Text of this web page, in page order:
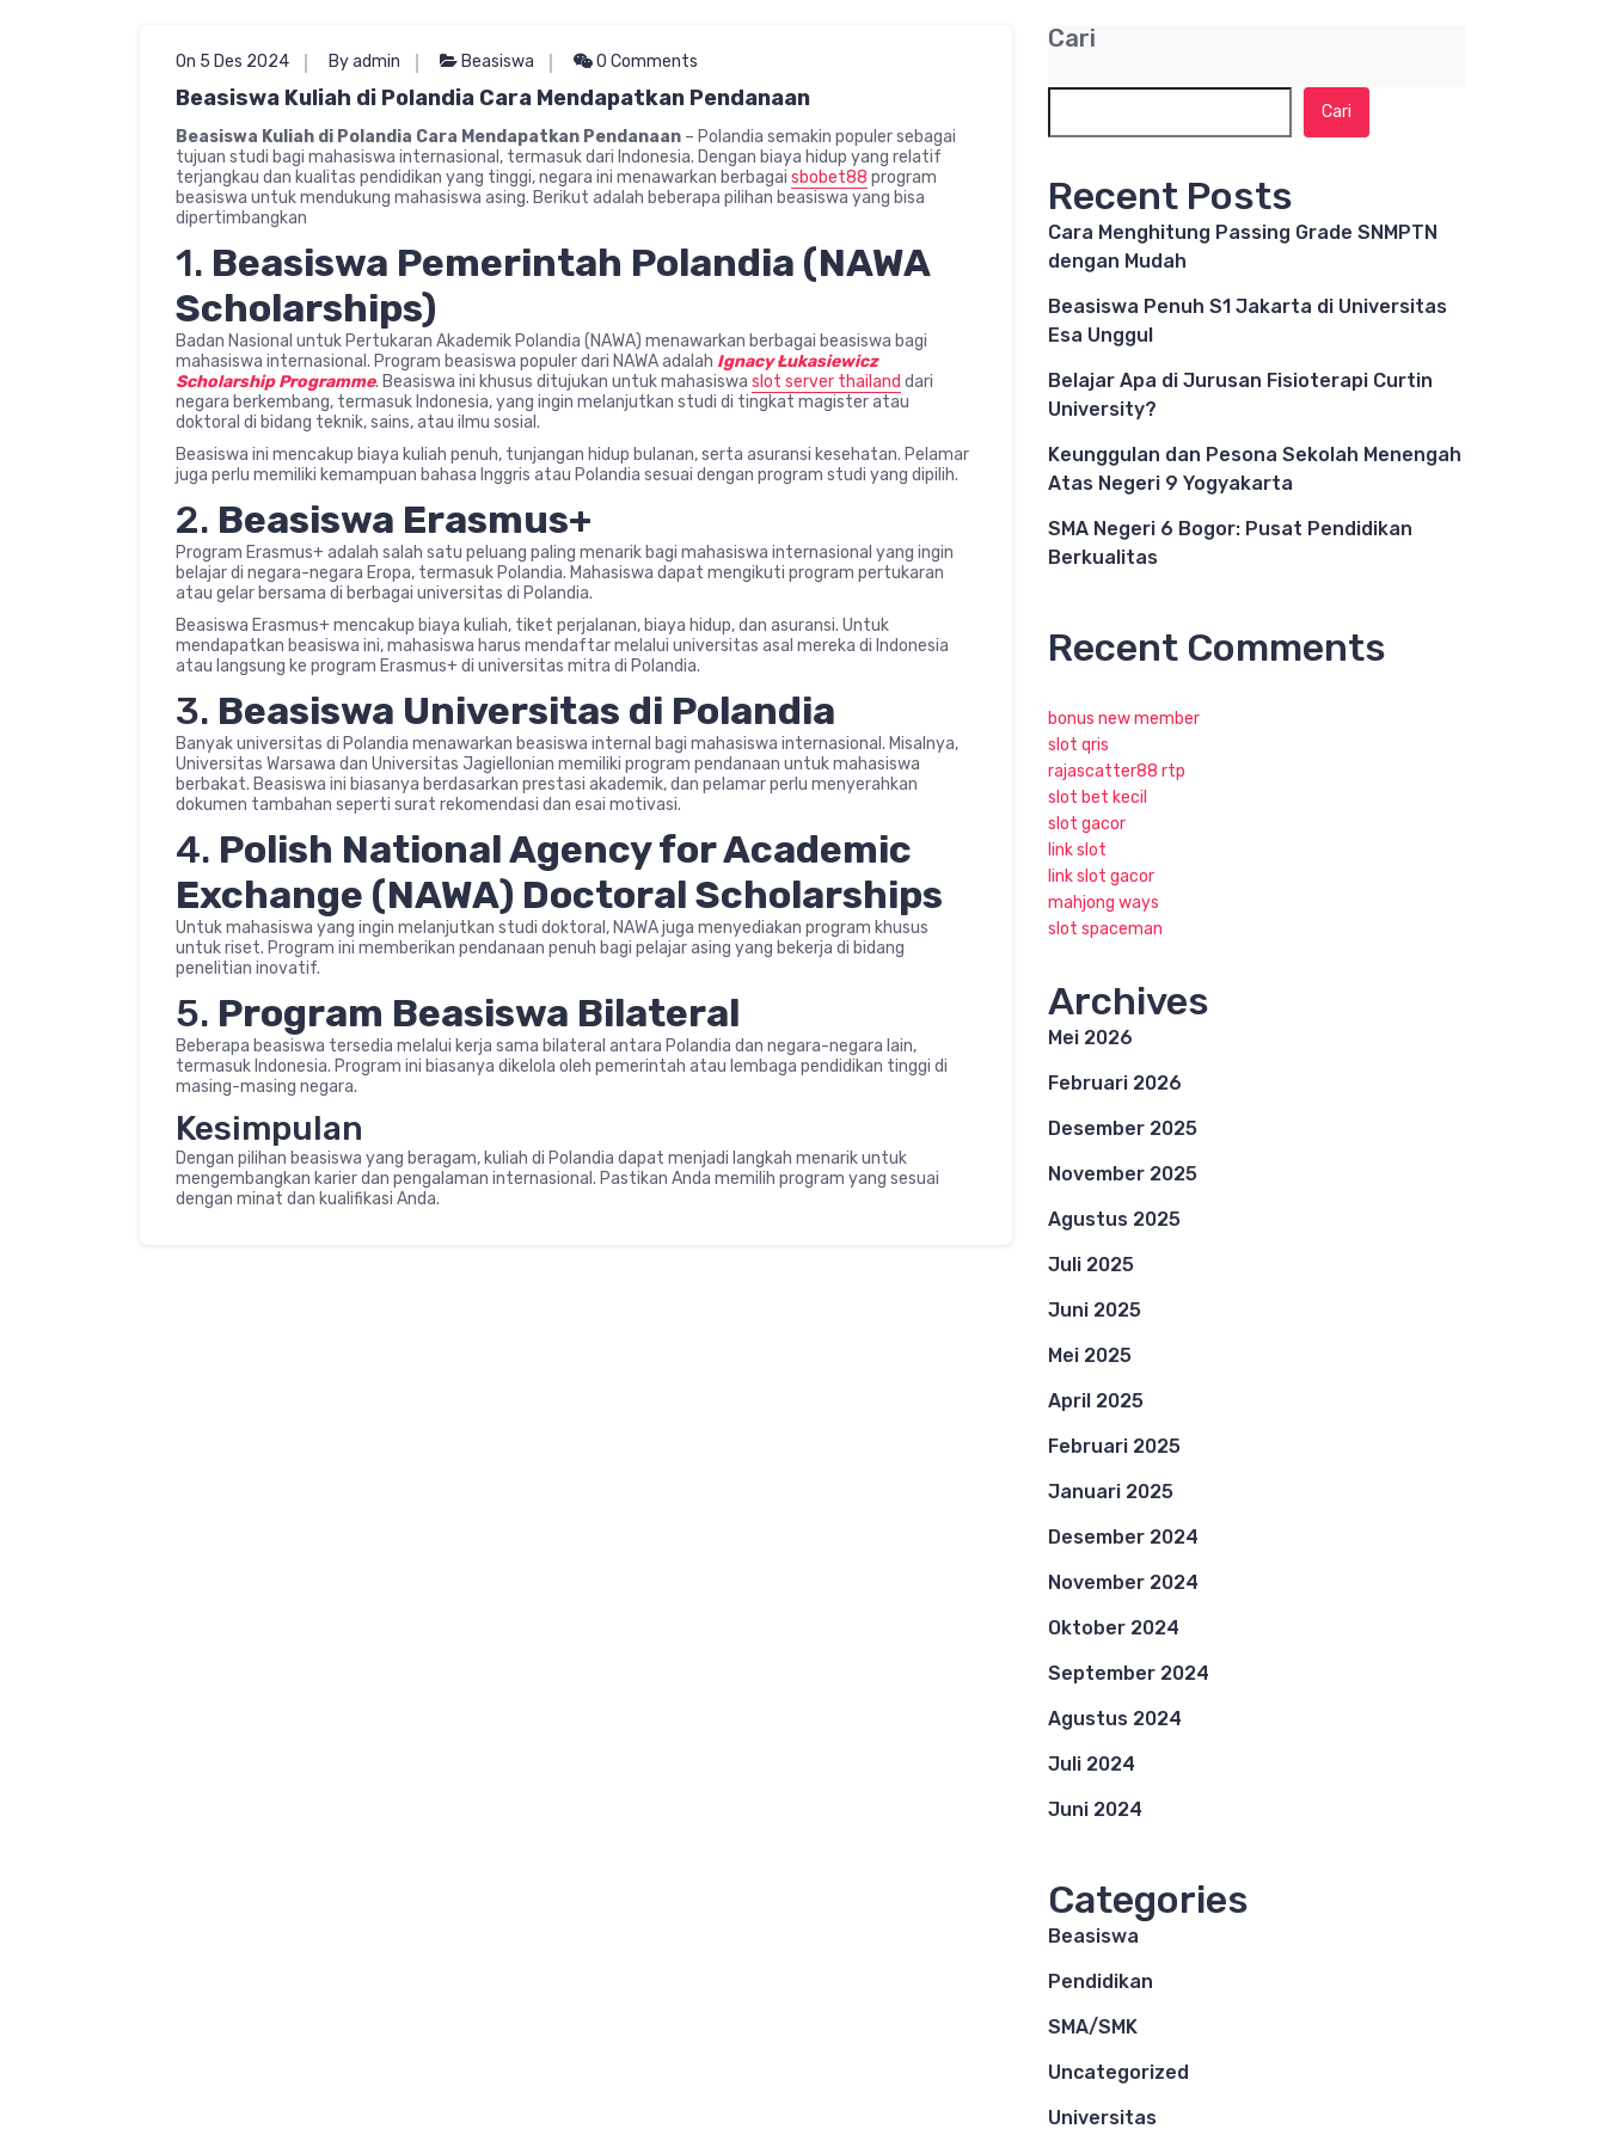
On 5 Des 2024 By admin Beasiswa 0 Comments
Beasiswa Kuliah di Polandia Cara Mendapatkan Pendanaan
Beasiswa Kuliah di Polandia Cara Mendapatkan Pendanaan – Polandia semakin populer sebagai
tujuan studi bagi mahasiswa internasional, termasuk dari Indonesia. Dengan biaya hidup yang relatif
terjangkau dan kualitas pendidikan yang tinggi, negara ini menawarkan berbagai sbobet88 program
beasiswa untuk mendukung mahasiswa asing. Berikut adalah beberapa pilihan beasiswa yang bisa
dipertimbangkan
1. Beasiswa Pemerintah Polandia (NAWA
Scholarships)
Badan Nasional untuk Pertukaran Akademik Polandia (NAWA) menawarkan berbagai beasiswa bagi
mahasiswa internasional. Program beasiswa populer dari NAWA adalah Ignacy Łukasiewicz
Scholarship Programme. Beasiswa ini khusus ditujukan untuk mahasiswa slot server thailand dari
negara berkembang, termasuk Indonesia, yang ingin melanjutkan studi di tingkat magister atau
doktoral di bidang teknik, sains, atau ilmu sosial.
Beasiswa ini mencakup biaya kuliah penuh, tunjangan hidup bulanan, serta asuransi kesehatan. Pelamar
juga perlu memiliki kemampuan bahasa Inggris atau Polandia sesuai dengan program studi yang dipilih.
2. Beasiswa Erasmus+
Program Erasmus+ adalah salah satu peluang paling menarik bagi mahasiswa internasional yang ingin
belajar di negara-negara Eropa, termasuk Polandia. Mahasiswa dapat mengikuti program pertukaran
atau gelar bersama di berbagai universitas di Polandia.
Beasiswa Erasmus+ mencakup biaya kuliah, tiket perjalanan, biaya hidup, dan asuransi. Untuk
mendapatkan beasiswa ini, mahasiswa harus mendaftar melalui universitas asal mereka di Indonesia
atau langsung ke program Erasmus+ di universitas mitra di Polandia.
3. Beasiswa Universitas di Polandia
Banyak universitas di Polandia menawarkan beasiswa internal bagi mahasiswa internasional. Misalnya,
Universitas Warsawa dan Universitas Jagiellonian memiliki program pendanaan untuk mahasiswa
berbakat. Beasiswa ini biasanya berdasarkan prestasi akademik, dan pelamar perlu menyerahkan
dokumen tambahan seperti surat rekomendasi dan esai motivasi.
4. Polish National Agency for Academic
Exchange (NAWA) Doctoral Scholarships
Untuk mahasiswa yang ingin melanjutkan studi doktoral, NAWA juga menyediakan program khusus
untuk riset. Program ini memberikan pendanaan penuh bagi pelajar asing yang bekerja di bidang
penelitian inovatif.
5. Program Beasiswa Bilateral
Beberapa beasiswa tersedia melalui kerja sama bilateral antara Polandia dan negara-negara lain,
termasuk Indonesia. Program ini biasanya dikelola oleh pemerintah atau lembaga pendidikan tinggi di
masing-masing negara.
Kesimpulan
Dengan pilihan beasiswa yang beragam, kuliah di Polandia dapat menjadi langkah menarik untuk
mengembangkan karier dan pengalaman internasional. Pastikan Anda memilih program yang sesuai
dengan minat dan kualifikasi Anda.
Cari
Cari
Recent Posts
Cara Menghitung Passing Grade SNMPTN
dengan Mudah
Beasiswa Penuh S1 Jakarta di Universitas
Esa Unggul
Belajar Apa di Jurusan Fisioterapi Curtin
University?
Keunggulan dan Pesona Sekolah Menengah
Atas Negeri 9 Yogyakarta
SMA Negeri 6 Bogor: Pusat Pendidikan
Berkualitas
Recent Comments
bonus new member
slot qris
rajascatter88 rtp
slot bet kecil
slot gacor
link slot
link slot gacor
mahjong ways
slot spaceman
Archives
Mei 2026
Februari 2026
Desember 2025
November 2025
Agustus 2025
Juli 2025
Juni 2025
Mei 2025
April 2025
Februari 2025
Januari 2025
Desember 2024
November 2024
Oktober 2024
September 2024
Agustus 2024
Juli 2024
Juni 2024
Categories
Beasiswa
Pendidikan
SMA/SMK
Uncategorized
Universitas